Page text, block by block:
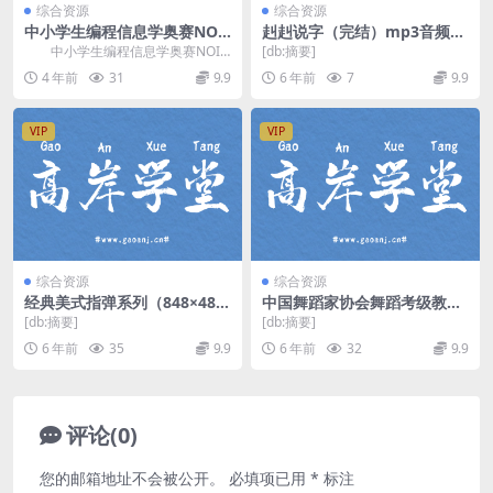
综合资源
中小学生编程信息学奥赛NOI
P高级班课程普及组 网盘分享
中小学生编程信息学奥赛NOIP
高级班课程普及组，网盘分享编程
课程4.13G高...
4 年前 31 9.9
综合资源
赳赳说字（完结）mp3音频
百度网盘
[db:摘要]
6 年前
7 9.9
VIP
综合资源
经典美式指弹系列（848×480
视频）百度网盘
[db:摘要]
6 年前
35 9.9
VIP
综合资源
中国舞蹈家协会舞蹈考级教材
（第三版）百度网盘
[db:摘要]
6 年前
32 9.9
评论(0)
您的邮箱地址不会被公开。 必填项已用 * 标注